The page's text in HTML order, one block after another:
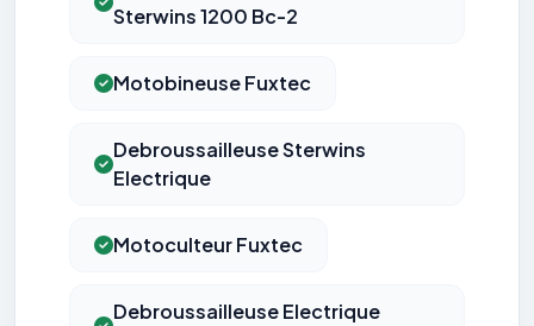
Sterwins 1200 Bc-2
Motobineuse Fuxtec
Debroussailleuse Sterwins
Electrique
Motoculteur Fuxtec
Debroussailleuse Electrique